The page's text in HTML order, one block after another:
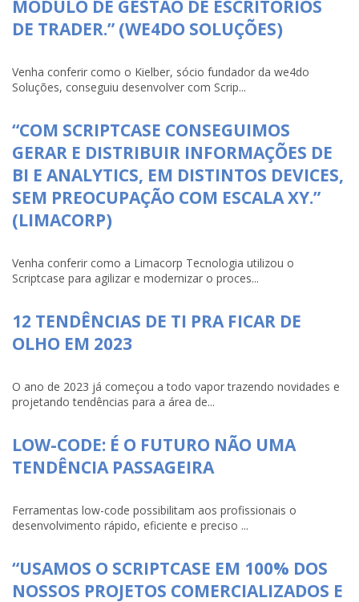
MÓDULO DE GESTÃO DE ESCRITÓRIOS
DE TRADER.” (WE4DO SOLUÇÕES)
Venha conferir como o Kielber, sócio fundador da we4do
Soluções, conseguiu desenvolver com Scrip...
“COM SCRIPTCASE CONSEGUIMOS
GERAR E DISTRIBUIR INFORMAÇÕES DE
BI E ANALYTICS, EM DISTINTOS DEVICES,
SEM PREOCUPAÇÃO COM ESCALA XY.”
(LIMACORP)
Venha conferir como a Limacorp Tecnologia utilizou o
Scriptcase para agilizar e modernizar o proces...
12 TENDÊNCIAS DE TI PRA FICAR DE
OLHO EM 2023
O ano de 2023 já começou a todo vapor trazendo novidades e
projetando tendências para a área de...
LOW-CODE: É O FUTURO NÃO UMA
TENDÊNCIA PASSAGEIRA
Ferramentas low-code possibilitam aos profissionais o
desenvolvimento rápido, eficiente e preciso ...
“USAMOS O SCRIPTCASE EM 100% DOS
NOSSOS PROJETOS COMERCIALIZADOS E